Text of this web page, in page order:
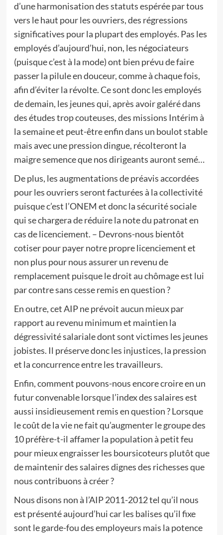
d’une harmonisation des statuts espérée par tous
vers le haut pour les ouvriers, des régressions
significatives pour la plupart des employés. Pas les
employés d’aujourd’hui, non, les négociateurs
(puisque c’est à la mode) ont bien prévu de faire
passer la pilule en douceur, comme à chaque fois,
afin d’éviter la révolte. Ce sont donc les employés
de demain, les jeunes qui, après avoir galéré dans
des études trop couteuses, des missions Intérim à
la semaine et peut-être enfin dans un boulot stable
mais avec une pression dingue, récolteront la
maigre semence que nos dirigeants auront semé…
De plus, les augmentations de préavis accordées
pour les ouvriers seront facturées à la collectivité
puisque c’est l’ONEM et donc la sécurité sociale
qui se chargera de réduire la note du patronat en
cas de licenciement. – Devrons-nous bientôt
cotiser pour payer notre propre licenciement et
non plus pour nous assurer un revenu de
remplacement puisque le droit au chômage est lui
par contre sans cesse remis en question ?
En outre, cet AIP ne prévoit aucun mieux par
rapport au revenu minimum et maintien la
dégressivité salariale dont sont victimes les jeunes
jobistes. Il préserve donc les injustices, la pression
et la concurrence entre les travailleurs.
Enfin, comment pouvons-nous encore croire en un
futur convenable lorsque l’index des salaires est
aussi insidieusement remis en question ? Lorsque
le coût de la vie ne fait qu’augmenter le groupe des
10 préfère-t-il affamer la population à petit feu
pour mieux engraisser les boursicoteurs plutôt que
de maintenir des salaires dignes des richesses que
nous contribuons à créer ?
Nous disons non à l’AIP 2011-2012 tel qu’il nous
est présenté aujourd’hui car les balises qu’il fixe
sont le garde-fou des employeurs mais la potence